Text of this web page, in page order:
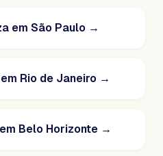
em São Paulo→
Rio de Janeiro→
Belo Horizonte→